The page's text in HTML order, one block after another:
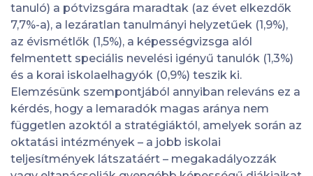
tanuló) a pótvizsgára maradtak (az évet elkezdők
7,7%-a), a lezáratlan tanulmányi helyzetűek (1,9%),
az évismétlők (1,5%), a képességvizsga alól
felmentett speciális nevelési igényű tanulók (1,3%)
és a korai iskolaelhagyók (0,9%) teszik ki.
Elemzésünk szempontjából annyiban releváns ez a
kérdés, hogy a lemaradók magas aránya nem
független azoktól a stratégiáktól, amelyek során az
oktatási intézmények – a jobb iskolai
teljesítmények látszatáért – megakadályozzák